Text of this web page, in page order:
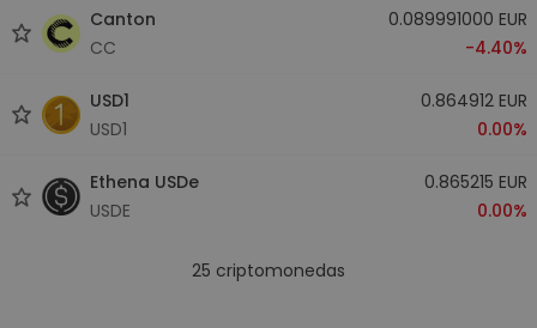
Canton
CC
0.089991000 EUR
-4.40%
USD1
USD1
0.864912 EUR
0.00%
Ethena USDe
USDE
0.865215 EUR
0.00%
25 criptomonedas